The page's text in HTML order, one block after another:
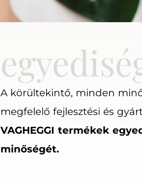
A körültekintő, minden
megfelelő fejlesztési és
VAGHEGGI termékek
minőségét.